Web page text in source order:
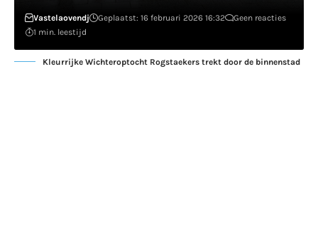
Vastelaovendj Geplaatst: 16 februari 2026 16:32
Geen reacties
1 min. leestijd
Kleurrijke Wichteroptocht Rogstaekers trekt door de binnenstad